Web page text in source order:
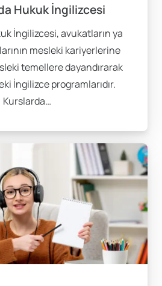
Hukuk İngilizcesi
İngilizcesi, avukatların ya
mesleki kariyerlerine
temellere dayandırarak
İngilizce programlarıdır.
Kurslarda…